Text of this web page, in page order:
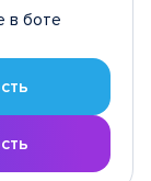
в боте